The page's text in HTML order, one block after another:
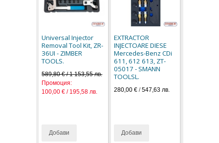
Universal Injector
Removal Tool Kit, ZR-
36UI - ZIMBER
TOOLS.
589,80 € / 1 153,55 лв.
Промоция:
100,00 € / 195,58 лв.
Добави
EXTRACTOR
INJECTOARE DIESE
Mercedes-Benz CDi
611, 612 613, ZT-
05017 - SMANN
TOOLSL.
280,00 €/547,63 лв.
Добави